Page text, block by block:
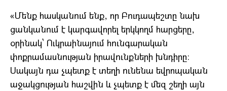
«Մենք հասկանում ենք, որ Բուդապեշտը նախ
ցանկանում է կարգավորել երկկողմ հարցերը,
օրինակ՝ Ուկրաինայում հունգարական
փոքրամասնության իրավունքների խնդիրը։
Սակայն դա չպետք է տեղի ունենա եվրոպական
աջակցության հաշվին և չպետք է մեզ շեղի այն